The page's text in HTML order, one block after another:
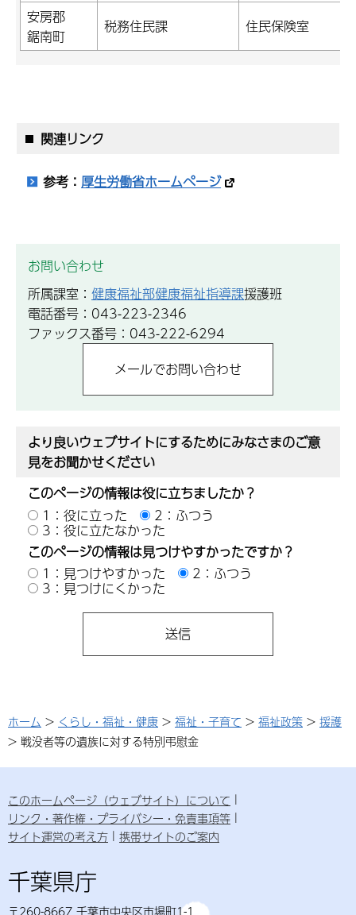
安房郡
鋸南町
税務住民課 住民保険室
関連リンク
参考：厚生労働省ホームページ
お問い合わせ
所属課室： 健康福祉部健康福祉指導課援護班
電話番号：043-223-2346
ファックス番号：043-222-6294
より良いウェブサイトにするためにみなさまのご意
見をお聞かせください
このページの情報は役に立ちましたか？
1：役に立った
2：ふつう
3：役に立たなかった
このページの情報は見つけやすかったですか？
1：見つけやすかった
2：ふつう
3：見つけにくかった
ホーム > くらし・福祉・健康 > 福祉・子育て > 福祉政策 > 援護
> 戦没者等の遺族に対する特別弔慰金
このホームページ（ウェブサイト）について
リンク・著作権・プライバシー・免責事項等
サイト運営の考え方
携帯サイトのご案内
千葉県庁
〒260-8667 千葉市中央区市場町1-1